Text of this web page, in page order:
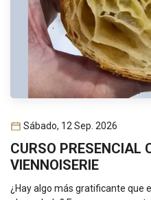
Sábado, 12 Sep. 2026
CURSO PRESENCIAL
VIENNOISERIE
¿Hay algo más gratificante que